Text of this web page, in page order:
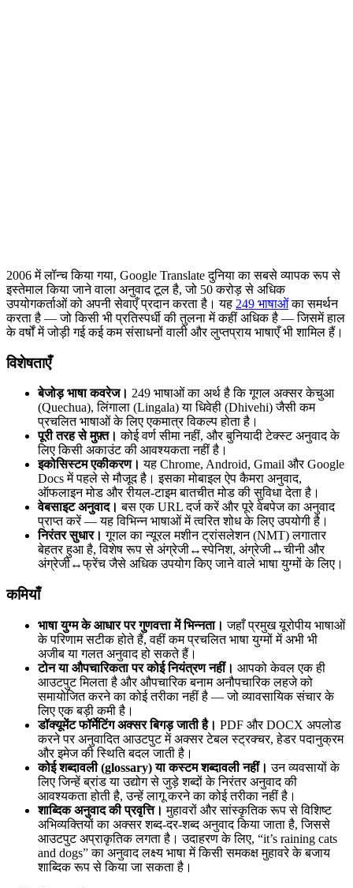
2006 में लॉन्च किया गया, Google Translate दुनिया का सबसे व्यापक रूप से
इस्तेमाल किया जाने वाला अनुवाद टूल है, जो 50 करोड़ से अधिक
उपयोगकर्ताओं को अपनी सेवाएँ प्रदान करता है। यह 249 भाषाओंका समर्थन
करता है — जो किसी भी प्रतिस्पर्धी की तुलना में कहीं अधिक है — जिसमें हाल
के वर्षों में जोड़ी गई कई कम संसाधनों वाली और लुप्तप्राय भाषाएँ भी शामिल हैं।
विशेषताएँ
बेजोड़ भाषा कवरेज। 249 भाषाओं का अर्थ है कि गूगल अक्सर केचुआ
(Quechua), लिंगाला (Lingala) या धिवेही (Dhivehi) जैसी कम
प्रचलित भाषाओं के लिए एकमात्र विकल्प होता है।
पूरी तरह से मुफ़्त। कोई वर्ण सीमा नहीं, और बुनियादी टेक्स्ट अनुवाद के
लिए किसी अकाउंट की आवश्यकता नहीं है।
इकोसिस्टम एकीकरण। यह Chrome, Android, Gmail और Google
Docs में पहले से मौजूद है। इसका मोबाइल ऐप कैमरा अनुवाद,
ऑफलाइन मोड और रीयल-टाइम बातचीत मोड की सुविधा देता है।
वेबसाइट अनुवाद। बस एक URL दर्ज करें और पूरे वेबपेज का अनुवाद
प्राप्त करें — यह विभिन्न भाषाओं में त्वरित शोध के लिए उपयोगी है।
निरंतर सुधार। गूगल का न्यूरल मशीन ट्रांसलेशन (NMT) लगातार
बेहतर हुआ है, विशेष रूप से अंग्रेजी↔स्पेनिश, अंग्रेजी↔चीनी और
अंग्रेजी↔फ्रेंच जैसे अधिक उपयोग किए जाने वाले भाषा युग्मों के लिए।
कमियाँ
भाषा युग्म के आधार पर गुणवत्ता में भिन्नता। जहाँ प्रमुख यूरोपीय भाषाओं
के परिणाम सटीक होते हैं, वहीं कम प्रचलित भाषा युग्मों में अभी भी
अजीब या गलत अनुवाद हो सकते हैं।
टोन या औपचारिकता पर कोई नियंत्रण नहीं। आपको केवल एक ही
आउटपुट मिलता है और औपचारिक बनाम अनौपचारिक लहजे को
समायोजित करने का कोई तरीका नहीं है — जो व्यावसायिक संचार के
लिए एक बड़ी कमी है।
डॉक्यूमेंट फॉर्मेटिंग अक्सर बिगड़ जाती है। PDF और DOCX अपलोड
करने पर अनुवादित आउटपुट में अक्सर टेबल स्ट्रक्चर, हेडर पदानुक्रम
और इमेज की स्थिति बदल जाती है।
कोई शब्दावली (glossary) या कस्टम शब्दावली नहीं। उन व्यवसायों के
लिए जिन्हें ब्रांड या उद्योग से जुड़े शब्दों के निरंतर अनुवाद की
आवश्यकता होती है, उन्हें लागू करने का कोई तरीका नहीं है।
शाब्दिक अनुवाद की प्रवृत्ति। मुहावरों और सांस्कृतिक रूप से विशिष्ट
अभिव्यक्तियों का अक्सर शब्द-दर-शब्द अनुवाद किया जाता है, जिससे
आउटपुट अप्राकृतिक लगता है। उदाहरण के लिए, “it’s raining cats
and dogs” का अनुवाद लक्ष्य भाषा में किसी समकक्ष मुहावरे के बजाय
शाब्दिक रूप से किया जा सकता है।